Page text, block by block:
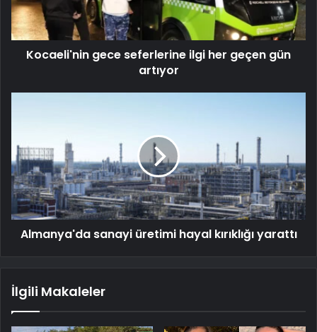
Kocaeli'nin gece seferlerine ilgi her geçen gün
artıyor
Almanya'da sanayi üretimi hayal kırıklığı yarattı
İlgili Makaleler